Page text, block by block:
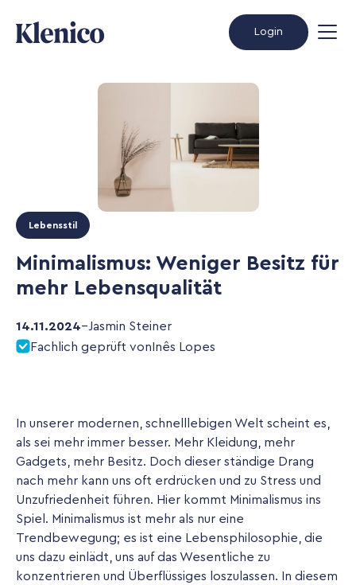
Login
Lebensstil
Minimalismus: Weniger Besitz für
mehr Lebensqualität
14.11.2024–Jasmin Steiner
Fachlich geprüft von Inês Lopes
In unserer modernen, schnelllebigen Welt scheint es,
als sei mehr immer besser. Mehr Kleidung, mehr
Gadgets, mehr Besitz. Doch dieser ständige Drang
nach mehr kann uns oft erdrücken und zu Stress und
Unzufriedenheit führen. Hier kommt Minimalismus ins
Spiel. Minimalismus ist mehr als nur eine
Trendbewegung; es ist eine Lebensphilosophie, die
uns dazu einlädt, uns auf das Wesentliche zu
konzentrieren und Überflüssiges loszulassen. In diesem